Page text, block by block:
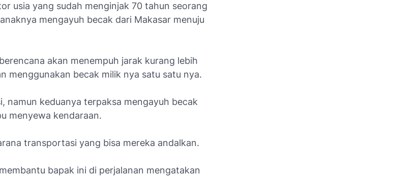
usia yang sudah menginjak 70 tahun seorang
mengayuh becak dari Makasar menuju
akan menempuh jarak kurang lebih
menggunakan becak milik nya satu satu nya.
namun keduanya terpaksa mengayuh becak
menyewa kendaraan.
transportasi yang bisa mereka andalkan.
bapak ini di perjalanan mengatakan